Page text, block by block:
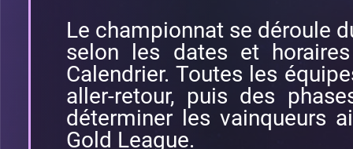
Le championnat se déroule
selon les dates et
Calendrier. Toutes les
aller-retour, puis des
déterminer les vainqueurs
Gold League.